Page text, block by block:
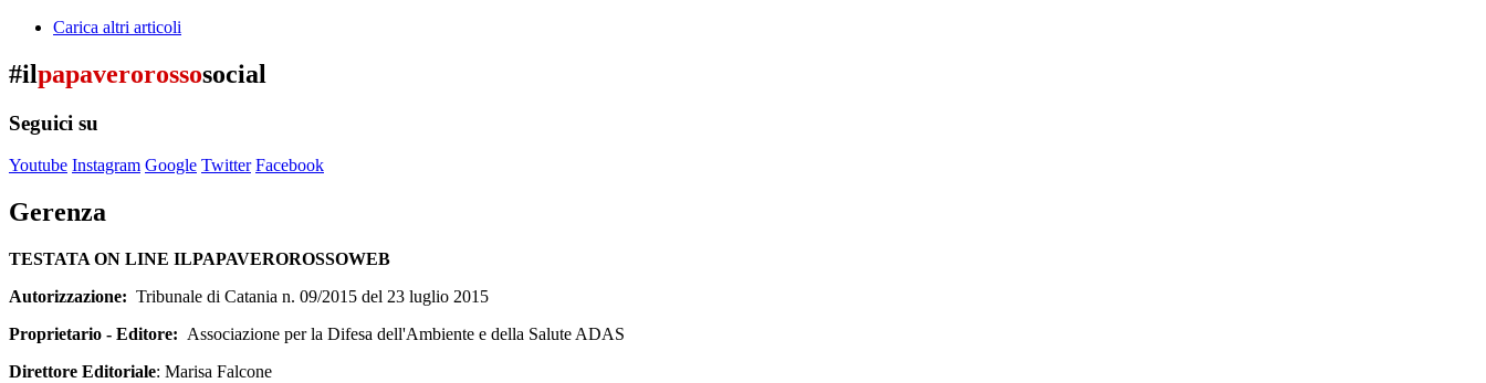
Carica altri articoli
#ilpapaverorossosocial
Seguici su
Youtube Instagram Google Twitter Facebook
Gerenza
TESTATA ON LINE ILPAPAVEROROSSOWEB
Autorizzazione: Tribunale di Catania n. 09/2015 del 23 luglio 2015
Proprietario - Editore: Associazione per la Difesa dell'Ambiente e della Salute ADAS
Direttore Editoriale: Marisa Falcone